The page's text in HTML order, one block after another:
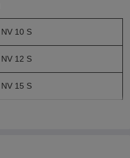
NV 10 S
NV 12 S
NV 15 S